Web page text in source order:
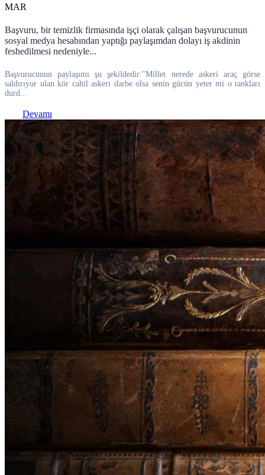
MAR
Başvuru, bir temizlik firmasında işçi olarak çalışan başvurucunun
sosyal medya hesabından yaptığı paylaşımdan dolayı iş akdinin
feshedilmesi nedeniyle...
Başvurucunun paylaşımı şu şekildedir:"Millet nerede askeri araç görse
saldırıyor ulan kör cahil askeri darbe olsa senin gücün yeter mi o tankları
durd...
Devamı